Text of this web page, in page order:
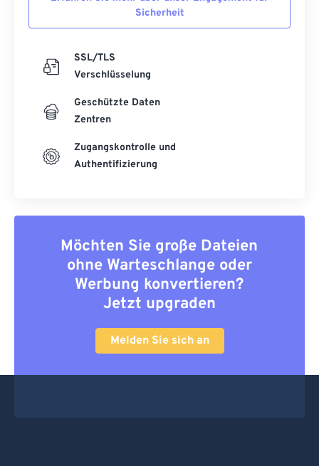
Sicherheit
SSL/TLS
Verschlüsselung
Geschützte Daten
Zentren
Zugangskontrolle und
Authentifizierung
Möchten Sie große Dateien
ohne Warteschlange oder
Werbung konvertieren?
Jetzt upgraden
Melden Sie sich an